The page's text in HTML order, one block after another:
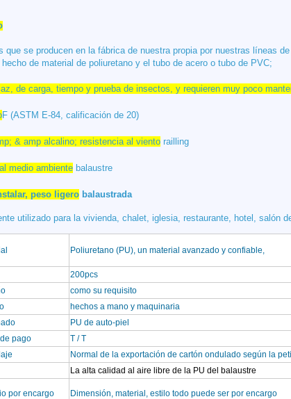
que se producen en la fábrica de nuestra propia por nuestras líneas
hecho de material de poliuretano y el tubo de acero o tubo de PVC;
de carga, tiempo y prueba de insectos, y requieren muy poco
F (ASTM E-84, calificación de 20)
& amp alcalino; resistencia al viento railling
medio ambiente balaustre
peso ligero balaustrada
utilizado para la vivienda, chalet, iglesia, restaurante, hotel, salón
Poliuretano (PU), un material avanzado y confiable,
200pcs
como su requisito
hechos a mano y maquinaria
PU de auto-piel
pago
T / T
Normal de la exportación de cartón ondulado según la
La alta calidad al aire libre de la PU del balaustre
por encargo Dimensión, material, estilo todo puede ser por encargo